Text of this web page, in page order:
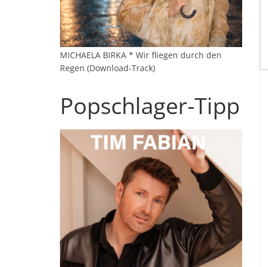
MICHAELA BIRKA * Wir fliegen durch den
Regen (Download-Track)
Popschlager-Tipp